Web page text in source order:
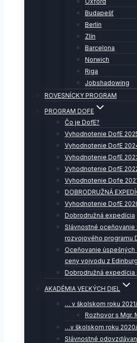
Budapešť
Berlín
Zlín
Barcelona
Norwich
Riga
Jobshadowing
ROVESNÍCKY PROGRAM
PROGRAM DOFE
Čo je DofE?
Vyhodnotenie DofE
Vyhodnotenie DofE
Vyhodnotenie DofE
Vyhodnotenie DofE
Vyhodnotenie Dofe
DOBRODRUŽNÁ
Vyhodnotenie DofE
Dobrodružná expedícia
Slávnostné
rozvojového programu
Oceňovanie
ceny vojvodu z
Dobrodružná expedícia
AKADÉMIA VEĽKÝCH DIEL
… v školskom roku
Rozhovor s Mgr.
…v školskom roku 2020/
Slávnostné